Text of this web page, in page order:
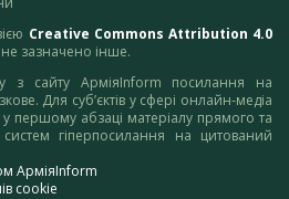
Creative Commons Attribution 4.0
зазначено інше.
з сайту АрміяInform посилання на
Для суб’єктів у сфері онлайн-медіа
першому абзаці матеріалу прямого та
гіперпосилання на цитований
АрміяInform
cookie